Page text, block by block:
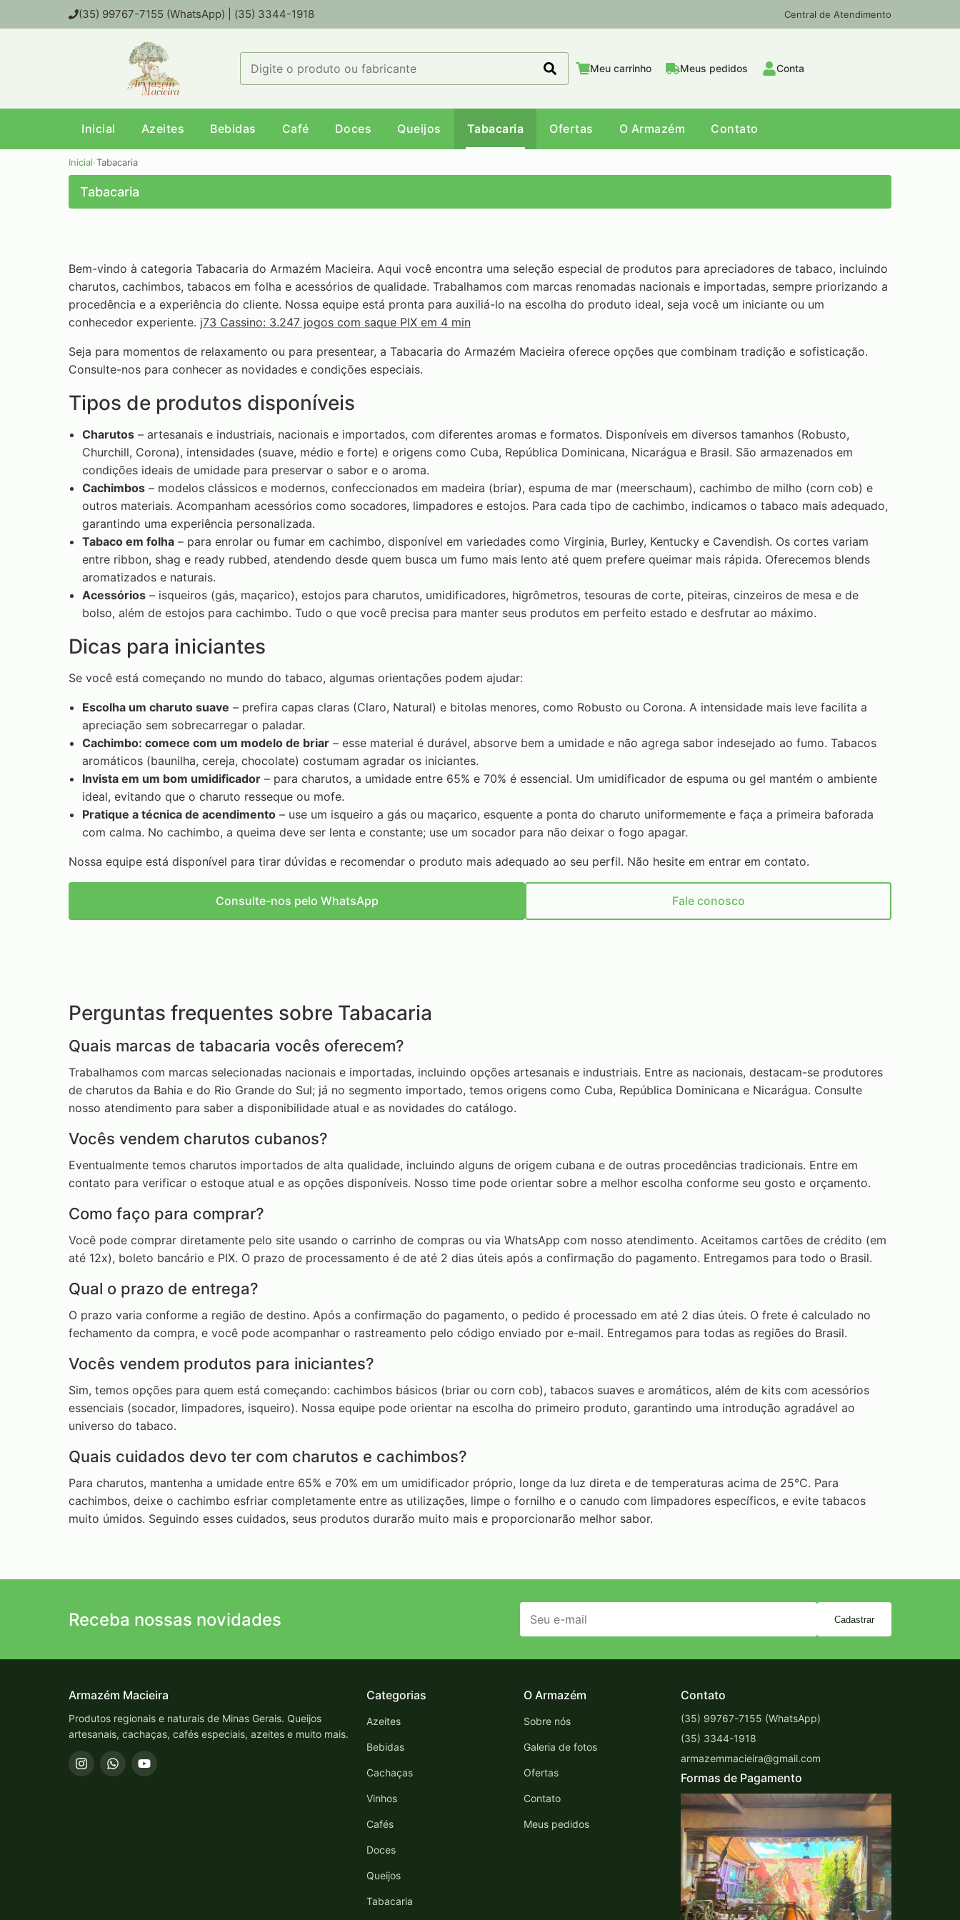
(35) 99767-7155 (WhatsApp) | (35) 3344-1918 Central de Atendimento
Meu carrinho Meus pedidos Conta
Inicial Azeites Bebidas Café Doces Queijos Tabacaria Ofertas O Armazém Contato
Inicial›Tabacaria
Tabacaria
Bem-vindo à categoria Tabacaria do Armazém Macieira. Aqui você encontra uma seleção especial de produtos para apreciadores de tabaco, incluindo
charutos, cachimbos, tabacos em folha e acessórios de qualidade. Trabalhamos com marcas renomadas nacionais e importadas, sempre priorizando a
procedência e a experiência do cliente. Nossa equipe está pronta para auxiliá-lo na escolha do produto ideal, seja você um iniciante ou um
conhecedor experiente. j73 Cassino: 3.247 jogos com saque PIX em 4 min
Seja para momentos de relaxamento ou para presentear, a Tabacaria do Armazém Macieira oferece opções que combinam tradição e sofisticação.
Consulte-nos para conhecer as novidades e condições especiais.
Tipos de produtos disponíveis
Charutos – artesanais e industriais, nacionais e importados, com diferentes aromas e formatos. Disponíveis em diversos tamanhos (Robusto,
Churchill, Corona), intensidades (suave, médio e forte) e origens como Cuba, República Dominicana, Nicarágua e Brasil. São armazenados em
condições ideais de umidade para preservar o sabor e o aroma.
Cachimbos – modelos clássicos e modernos, confeccionados em madeira (briar), espuma de mar (meerschaum), cachimbo de milho (corn cob) e
outros materiais. Acompanham acessórios como socadores, limpadores e estojos. Para cada tipo de cachimbo, indicamos o tabaco mais adequado,
garantindo uma experiência personalizada.
Tabaco em folha – para enrolar ou fumar em cachimbo, disponível em variedades como Virginia, Burley, Kentucky e Cavendish. Os cortes variam
entre ribbon, shag e ready rubbed, atendendo desde quem busca um fumo mais lento até quem prefere queimar mais rápida. Oferecemos blends
aromatizados e naturais.
Acessórios – isqueiros (gás, maçarico), estojos para charutos, umidificadores, higrômetros, tesouras de corte, piteiras, cinzeiros de mesa e de
bolso, além de estojos para cachimbo. Tudo o que você precisa para manter seus produtos em perfeito estado e desfrutar ao máximo.
Dicas para iniciantes
Se você está começando no mundo do tabaco, algumas orientações podem ajudar:
Escolha um charuto suave – prefira capas claras (Claro, Natural) e bitolas menores, como Robusto ou Corona. A intensidade mais leve facilita a
apreciação sem sobrecarregar o paladar.
Cachimbo: comece com um modelo de briar – esse material é durável, absorve bem a umidade e não agrega sabor indesejado ao fumo. Tabacos
aromáticos (baunilha, cereja, chocolate) costumam agradar os iniciantes.
Invista em um bom umidificador – para charutos, a umidade entre 65% e 70% é essencial. Um umidificador de espuma ou gel mantém o ambiente
ideal, evitando que o charuto resseque ou mofe.
Pratique a técnica de acendimento – use um isqueiro a gás ou maçarico, esquente a ponta do charuto uniformemente e faça a primeira baforada
com calma. No cachimbo, a queima deve ser lenta e constante; use um socador para não deixar o fogo apagar.
Nossa equipe está disponível para tirar dúvidas e recomendar o produto mais adequado ao seu perfil. Não hesite em entrar em contato.
Consulte-nos pelo WhatsApp Fale conosco
Perguntas frequentes sobre Tabacaria
Quais marcas de tabacaria vocês oferecem?
Trabalhamos com marcas selecionadas nacionais e importadas, incluindo opções artesanais e industriais. Entre as nacionais, destacam-se produtores
de charutos da Bahia e do Rio Grande do Sul; já no segmento importado, temos origens como Cuba, República Dominicana e Nicarágua. Consulte
nosso atendimento para saber a disponibilidade atual e as novidades do catálogo.
Vocês vendem charutos cubanos?
Eventualmente temos charutos importados de alta qualidade, incluindo alguns de origem cubana e de outras procedências tradicionais. Entre em
contato para verificar o estoque atual e as opções disponíveis. Nosso time pode orientar sobre a melhor escolha conforme seu gosto e orçamento.
Como faço para comprar?
Você pode comprar diretamente pelo site usando o carrinho de compras ou via WhatsApp com nosso atendimento. Aceitamos cartões de crédito (em
até 12x), boleto bancário e PIX. O prazo de processamento é de até 2 dias úteis após a confirmação do pagamento. Entregamos para todo o Brasil.
Qual o prazo de entrega?
O prazo varia conforme a região de destino. Após a confirmação do pagamento, o pedido é processado em até 2 dias úteis. O frete é calculado no
fechamento da compra, e você pode acompanhar o rastreamento pelo código enviado por e-mail. Entregamos para todas as regiões do Brasil.
Vocês vendem produtos para iniciantes?
Sim, temos opções para quem está começando: cachimbos básicos (briar ou corn cob), tabacos suaves e aromáticos, além de kits com acessórios
essenciais (socador, limpadores, isqueiro). Nossa equipe pode orientar na escolha do primeiro produto, garantindo uma introdução agradável ao
universo do tabaco.
Quais cuidados devo ter com charutos e cachimbos?
Para charutos, mantenha a umidade entre 65% e 70% em um umidificador próprio, longe da luz direta e de temperaturas acima de 25°C. Para
cachimbos, deixe o cachimbo esfriar completamente entre as utilizações, limpe o fornilho e o canudo com limpadores específicos, e evite tabacos
muito úmidos. Seguindo esses cuidados, seus produtos durarão muito mais e proporcionarão melhor sabor.
Receba nossas novidades Cadastrar
Armazém Macieira
Produtos regionais e naturais de Minas Gerais. Queijos
artesanais, cachaças, cafés especiais, azeites e muito mais.
Categorias
Azeites
Bebidas
Cachaças
Vinhos
Cafés
Doces
Queijos
Tabacaria
O Armazém
Sobre nós
Galeria de fotos
Ofertas
Contato
Meus pedidos
Contato
(35) 99767-7155 (WhatsApp)
(35) 3344-1918
armazemmacieira@gmail.com
Formas de Pagamento